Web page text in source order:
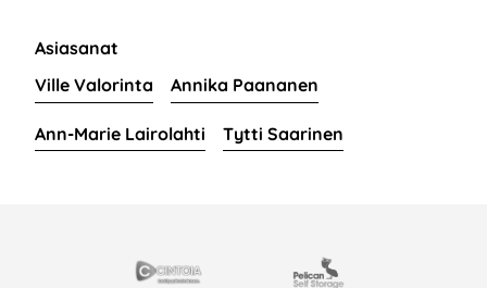
Asiasanat
Ville Valorinta
Annika Paananen
Ann-Marie Lairolahti Tytti Saarinen